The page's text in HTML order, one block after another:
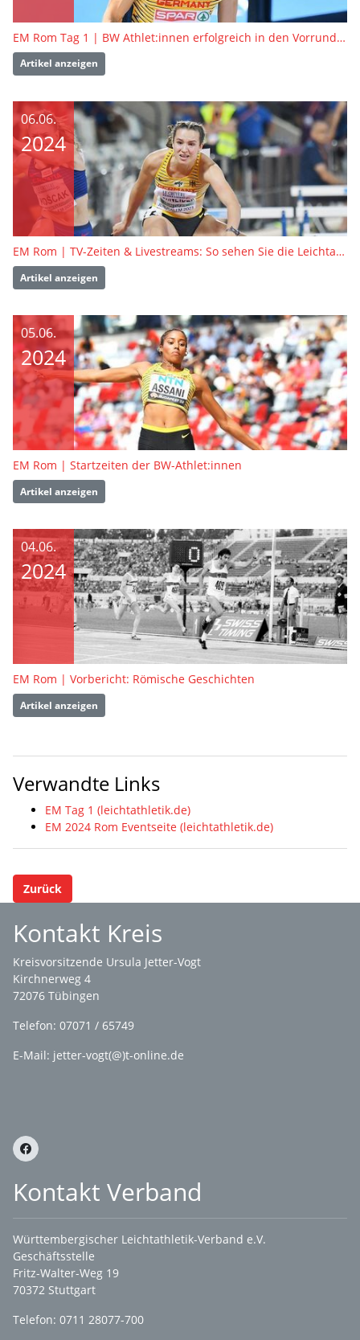
EM Rom Tag 1 | BW Athlet:innen erfolgreich in den Vorrunden
Artikel anzeigen
06.06.
2024
EM Rom | TV-Zeiten & Livestreams: So sehen Sie die Leichtathletik-EM in Rom live
Artikel anzeigen
05.06.
2024
EM Rom | Startzeiten der BW-Athlet:innen
Artikel anzeigen
04.06.
2024
EM Rom | Vorbericht: Römische Geschichten
Artikel anzeigen
Verwandte Links
EM Tag 1 (leichtathletik.de)
EM 2024 Rom Eventseite (leichtathletik.de)
Zurück
Kontakt Kreis
Kreisvorsitzende Ursula Jetter-Vogt
Kirchnerweg 4
72076 Tübingen
Telefon: 07071 / 65749
E-Mail: jetter-vogt(@)t-online.de
Kontakt Verband
Württembergischer Leichtathletik-Verband e.V.
Geschäftsstelle
Fritz-Walter-Weg 19
70372 Stuttgart
Telefon: 0711 28077-700